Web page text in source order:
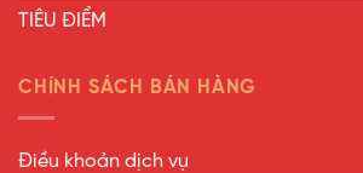
TIÊU ĐIỂM
CHÍNH SÁCH BÁN HÀNG
Điều khoản dịch vụ